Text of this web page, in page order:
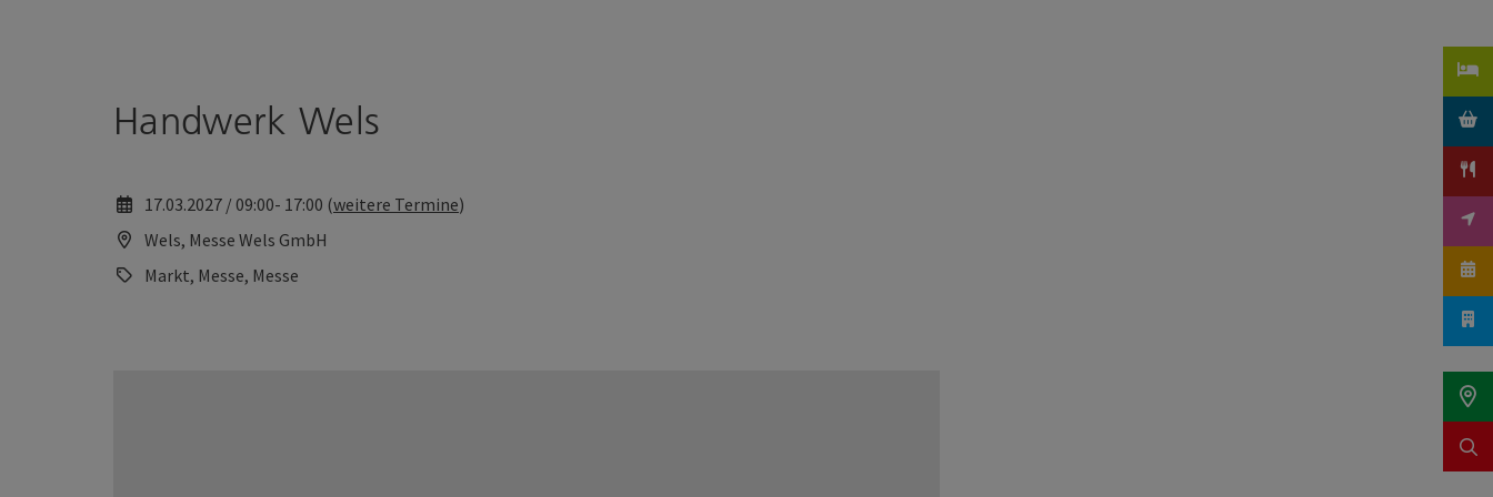
Handwerk Wels
17.03.2027 / 09:00- 17:00 (weitere Termine)
Wels, Messe Wels GmbH
Markt, Messe, Messe